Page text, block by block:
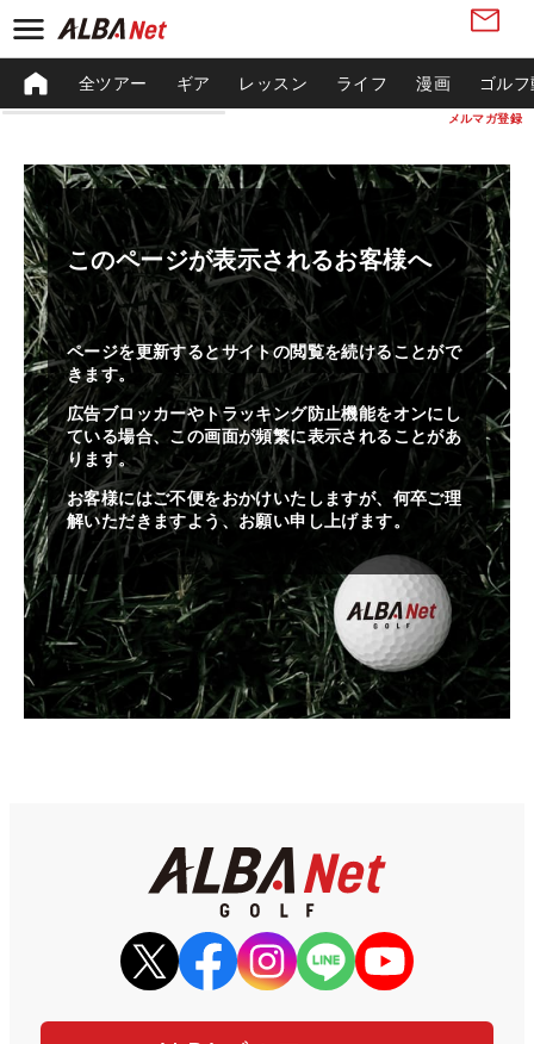
メルマガ登録
全ツアー ギア レッスン ライフ 漫画 ゴル
このページが表示されるお客様へ
ページを更新するとサイトの閲覧を続けることがで
きます。
広告ブロッカーやトラッキング防止機能をオンにし
ている場合、この画面が頻繁に表示されることがあ
ります。
お客様にはご不便をおかけいたしますが、何卒ご理
解いただきますよう、お願い申し上げます。